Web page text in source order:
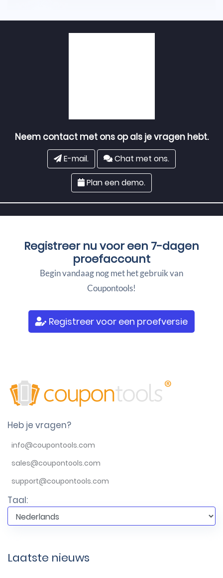
Neem contact met ons op als je vragen hebt.
E-mail. Chat met ons.
Plan een demo.
Registreer nu voor een 7-dagen
proefaccount
Begin vandaag nog met het gebruik van
Coupontools!
Registreer voor een proefversie
Heb je vragen?
info@coupontools.com
sales@coupontools.com
support@coupontools.com
Taal:
Laatste nieuws